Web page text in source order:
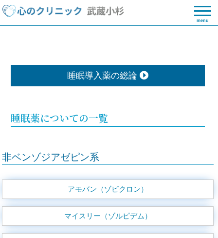
menu
睡眠導入薬の総論
睡眠薬についての一覧
非ベンゾジアゼピン系
アモバン（ゾピクロン）
マイスリー（ゾルピデム）